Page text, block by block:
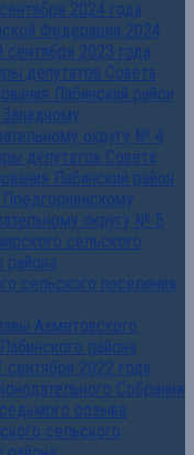
2024 года
Федерации 2024
сентября 2023 года
депутатов Совета
Лабинский район
округу № 4
депутатов Совета
Лабинский район
округу № 5
сельского
района
сельского поселения
Ахметовского
района
сентября 2022 года
Собрания
созыва
сельского